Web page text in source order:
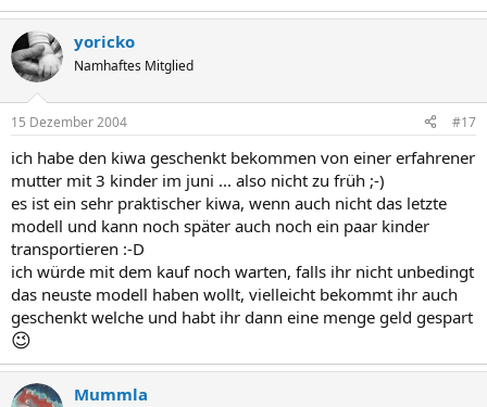
yoricko
Namhaftes Mitglied
15 Dezember 2004 #17
ich habe den kiwa geschenkt bekommen von einer erfahrener
mutter mit 3 kinder im juni ... also nicht zu früh ;-)
es ist ein sehr praktischer kiwa, wenn auch nicht das letzte
modell und kann noch später auch noch ein paar kinder
transportieren :-D
ich würde mit dem kauf noch warten, falls ihr nicht unbedingt
das neuste modell haben wollt, vielleicht bekommt ihr auch
geschenkt welche und habt ihr dann eine menge geld gespart
😉
Mummla